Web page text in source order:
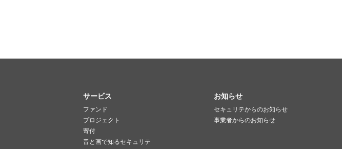
サービス
ファンド
プロジェクト
寄付
音と画で知るセキュリテ
お知らせ
セキュリテからのお知らせ
事業者からのお知らせ